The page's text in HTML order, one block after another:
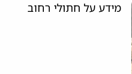
מידע על חתולי רחוב